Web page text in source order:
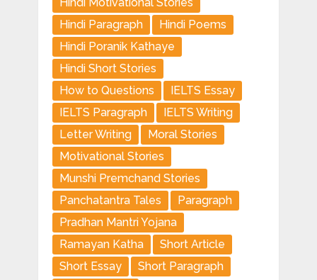
Hindi Paragraph
Hindi Poems
Hindi Poranik Kathaye
Hindi Short Stories
How to Questions
IELTS Essay
IELTS Paragraph
IELTS Writing
Letter Writing
Moral Stories
Motivational Stories
Munshi Premchand Stories
Panchatantra Tales
Paragraph
Pradhan Mantri Yojana
Ramayan Katha
Short Article
Short Essay
Short Paragraph